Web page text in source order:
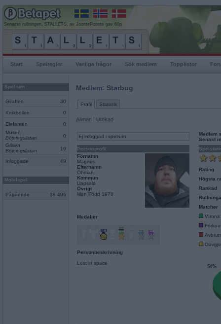
Senaste rullningen, STALLETS, av JoontePoonte gav 60p
Start Spelregler Vanliga frågor Sök medlem Topplistor
Spelrum
Giraffen 30
Krokodilen 0
Elefanten
0
Musen
Böjningslistan
0
Grisen
Böjningslistan
19
Inloggade 49
Mobilspel
Pågående 18 495
Medlem: Starbug
Profil Statistik
Allmän | Utökad
Ej inloggad i spelrum
Personprofil
Förnamn
Magnus
Efternamn
Öhman
Kommun
Uppsala
Övrigt
Man Född 1978
Medaljer
Personbeskrivning
Lost in space
Medlem
Senast
Rating
Högsta
Rankad
Matcher
Vunna